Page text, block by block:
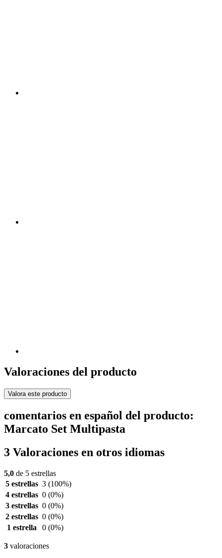
Valoraciones del producto
Valora este producto
comentarios en español del producto:
Marcato Set Multipasta
3 Valoraciones en otros idiomas
5,0 de 5 estrellas
5 estrellas 3 (100%)
4 estrellas 0 (0%)
3 estrellas 0 (0%)
2 estrellas 0 (0%)
1 estrella
0 (0%)
3 valoraciones